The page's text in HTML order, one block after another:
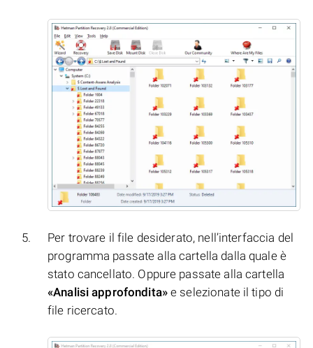
Per trovare il file desiderato, nell’interfaccia del
programma passate alla cartella dalla quale è
stato cancellato. Oppure passate alla cartella
«Analisi approfondita»e selezionate il tipo di
file ricercato.